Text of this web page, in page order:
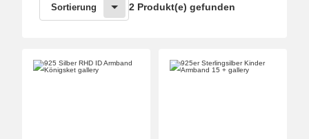
Sortierung 2 Produkt(e) gefunden